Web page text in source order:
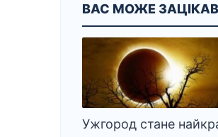
ВАС МОЖЕ
Ужгород стане